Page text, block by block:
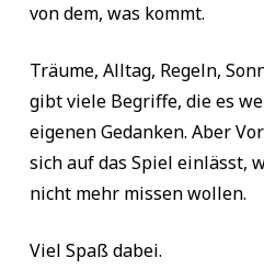
von dem, was kommt.
Träume, Alltag, Regeln,
gibt viele Begriffe, die es
eigenen Gedanken. Aber
sich auf das Spiel einlässt,
nicht mehr missen wollen.
Viel Spaß dabei.